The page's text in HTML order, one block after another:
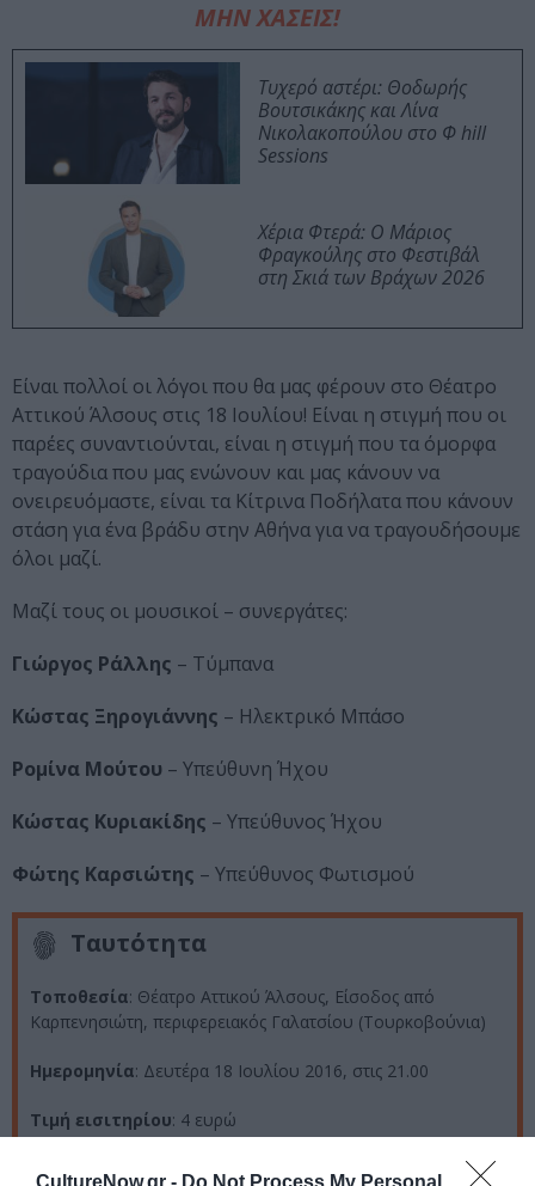
CultureNow.gr - Do Not Process My Personal
ΜΗΝ ΧΑΣΕΙΣ!
Τυχερό αστέρι: Θοδωρής
Βουτσικάκης και Λίνα
Νικολακοπούλου στο Φ hill
Sessions
Χέρια Φτερά: Ο Μάριος
Φραγκούλης στο Φεστιβάλ
στη Σκιά των Βράχων 2026
Είναι πολλοί οι λόγοι που θα μας φέρουν στο Θέατρο
Αττικού Άλσους στις 18 Ιουλίου! Είναι η στιγμή που οι
παρέες συναντιούνται, είναι η στιγμή που τα όμορφα
τραγούδια που μας ενώνουν και μας κάνουν να
ονειρευόμαστε, είναι τα Κίτρινα Ποδήλατα που κάνουν
στάση για ένα βράδυ στην Αθήνα για να τραγουδήσουμε
όλοι μαζί.
Μαζί τους οι μουσικοί – συνεργάτες:
Γιώργος Ράλλης – Τύμπανα
Κώστας Ξηρογιάννης – Ηλεκτρικό Μπάσο
Ρομίνα Μούτου – Υπεύθυνη Ήχου
Κώστας Κυριακίδης – Υπεύθυνος Ήχου
Φώτης Καρσιώτης – Υπεύθυνος Φωτισμού
Ταυτότητα
Τοποθεσία: Θέατρο Αττικού Άλσους, Είσοδος από
Καρπενησιώτη, περιφερειακός Γαλατσίου (Τουρκοβούνια)
Ημερομηνία: Δευτέρα 18 Ιουλίου 2016, στις 21.00
Τιμή εισιτηρίου: 4 ευρώ